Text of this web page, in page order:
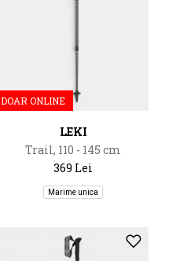
DOAR ONLINE
LEKI
Trail, 110 - 145 cm
369 Lei
Marime unica